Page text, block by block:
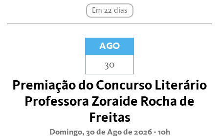
Em 22 dias
AGO
30
Premiação do Concurso Literário
Professora Zoraide Rocha de
Freitas
Domingo, 30 de Ago de 2026 - 10h